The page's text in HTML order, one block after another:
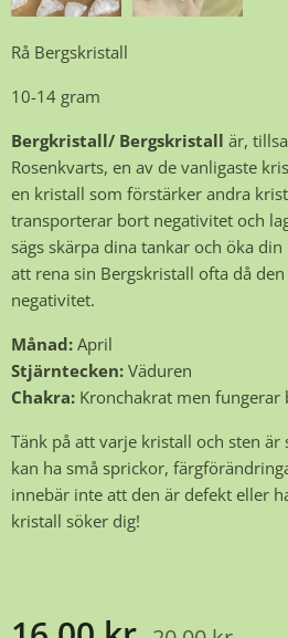
Rå Bergskristall
10-14 gram
Bergkristall/ Bergskristall är,
Rosenkvarts, en av de vanligaste
en kristall som förstärker andra
transporterar bort negativitet och
sägs skärpa dina tankar och öka
att rena sin Bergskristall ofta då
negativitet.
Månad: April
Stjärntecken: Väduren
Chakra: Kronchakrat men fungerar
Tänk på att varje kristall och sten är
kan ha små sprickor,
innebär inte att den är defekt eller
kristall söker dig!